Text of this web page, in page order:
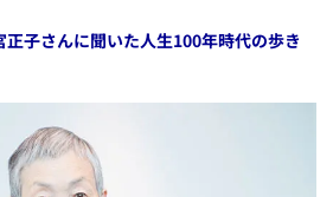
子さんに聞いた人生100年時代の歩き